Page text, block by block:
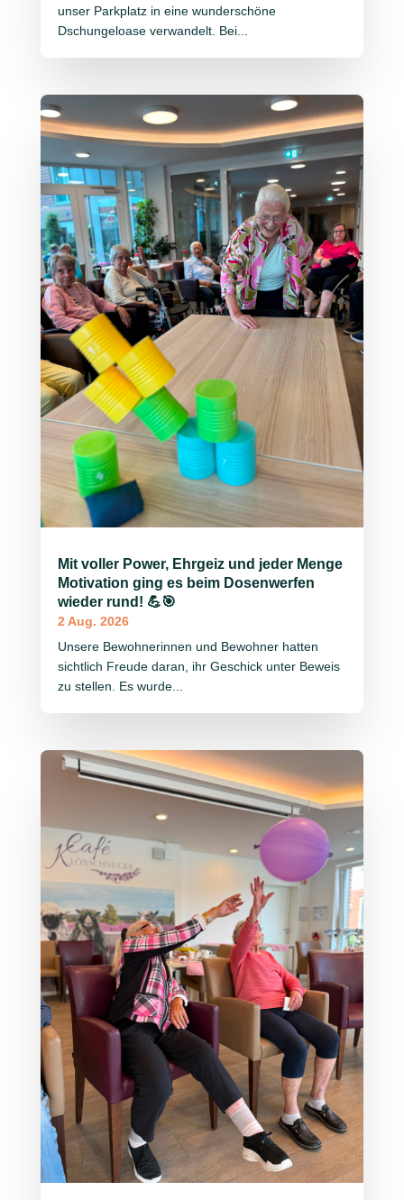
unser Parkplatz in eine wunderschöne
Dschungeloase verwandelt. Bei...
Mit voller Power, Ehrgeiz und jeder Menge
Motivation ging es beim Dosenwerfen
wieder rund! 💪🎯
2 Aug. 2026
Unsere Bewohnerinnen und Bewohner hatten
sichtlich Freude daran, ihr Geschick unter Beweis
zu stellen. Es wurde...